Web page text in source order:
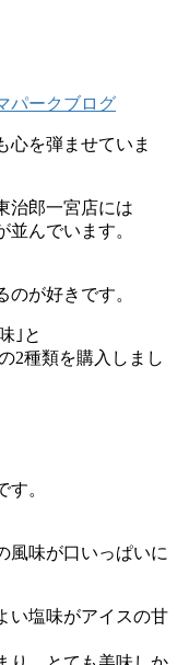
パークブログ
心を弾ませていま
治郎一宮店には
んでいます。
が好きです。
｣と
2種類を購入しまし
。
風味が口いっぱいに
い塩味がアイスの甘